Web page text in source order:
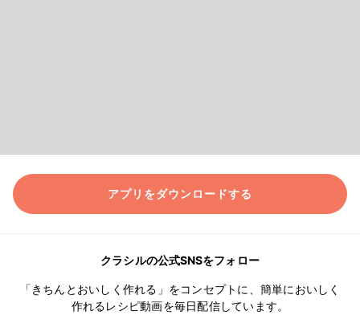
アプリをダウンロードする
クラシルの公式SNSをフォロー
「きちんとおいしく作れる」をコンセプトに、簡単においしく
作れるレシピ動画を毎日配信しています。